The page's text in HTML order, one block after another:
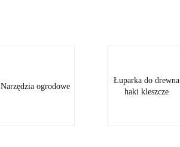
Narzędzia ogrodowe
Łuparka do drewna
haki kleszcze